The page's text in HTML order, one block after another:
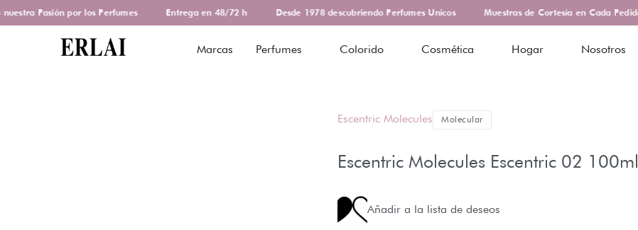
Pasión por los Perfumes Entrega en 48/72 h Desde 1978 descubriendo Perfumes Unicos Muestras de Cortesía en Cada Pedido
Marcas Perfumes Colorido Cosmética Hogar Nosotros
Escentric Molecules Molecular
Escentric Molecules Escentric 02 100ml
Añadir a la lista de deseos